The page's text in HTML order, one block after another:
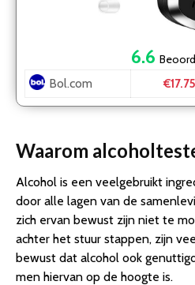
6.6
Bol.com €17.75
Waarom
Alcohol is een veelgebruikt
door alle lagen van de
zich ervan bewust zijn niet te
achter het stuur stappen, zijn
bewust dat alcohol ook
men hiervan op de hoogte is.